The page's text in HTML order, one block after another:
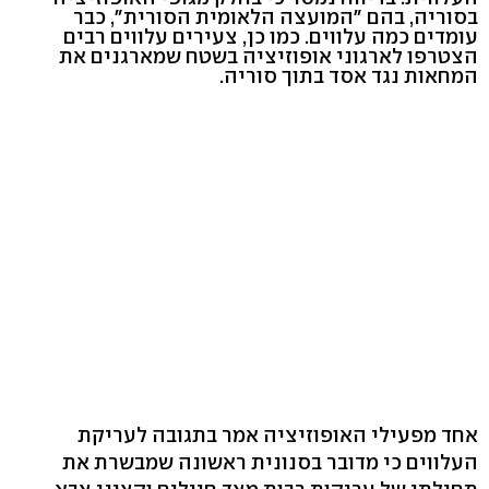
בסוריה, בהם "המועצה הלאומית הסורית", כבר
עומדים כמה עלווים. כמו כן, צעירים עלווים רבים
הצטרפו לארגוני אופוזיציה בשטח שמארגנים את
המחאות נגד אסד בתוך סוריה.
אחד מפעילי האופוזיציה אמר בתגובה לעריקת
העלווים כי מדובר בסנונית ראשונה שמבשרת את